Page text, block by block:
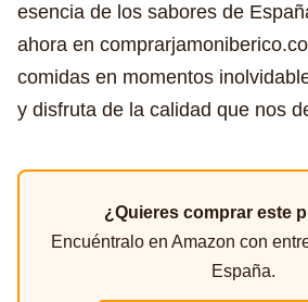
esencia de los sabores de
ahora en
comidas en momentos
y disfruta de la calidad que nos
¿Quieres comprar este
Encuéntralo en Amazon con
España.